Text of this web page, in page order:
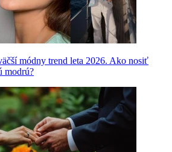
módny trend leta 2026. Ako nosiť
modrú?